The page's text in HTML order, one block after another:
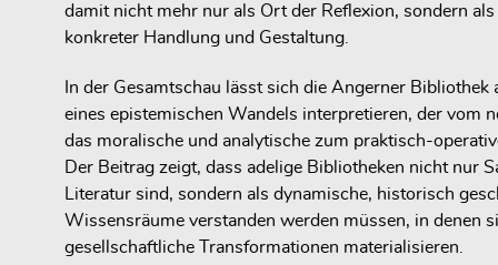
damit nicht mehr nur als Ort der Reflexion, sondern
konkreter Handlung und Gestaltung.
In der Gesamtschau lässt sich die Angerner Bibliothek
eines epistemischen Wandels interpretieren, der vom
das moralische und analytische zum praktisch-
Der Beitrag zeigt, dass adelige Bibliotheken nicht nur
Literatur sind, sondern als dynamische, historisch
Wissensräume verstanden werden müssen, in denen
gesellschaftliche Transformationen materialisieren.